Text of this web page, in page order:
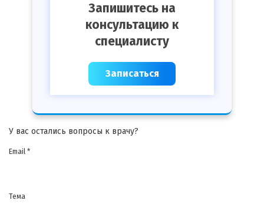
Запишитесь на
консультацию к
специалисту
Записаться
У вас остались вопросы к врачу?
Email *
Тема